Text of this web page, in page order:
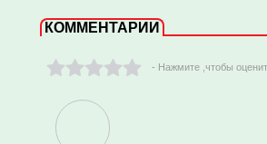
КОММЕНТАРИИ
- Нажмите ,чтобы